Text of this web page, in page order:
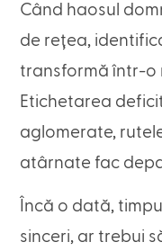
Când haosul
de rețea,
transformă într-o
Etichetarea
aglomerate,
atârnate fac
Încă o dată,
sinceri, ar trebui